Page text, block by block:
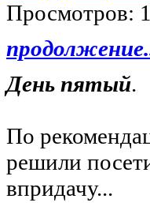
Просмотров:
День пятый.
По
решили
впридачу...